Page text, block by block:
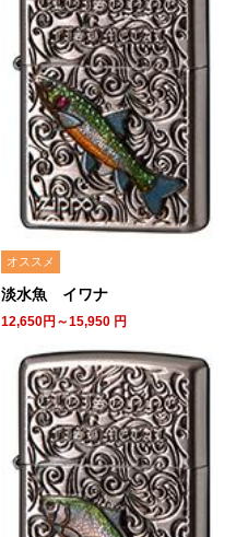
オススメ
淡水魚 イワナ
12,650円～15,950 円